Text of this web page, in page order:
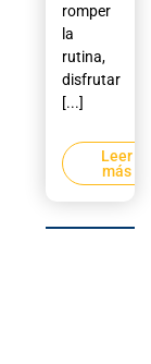
romper
la
rutina,
disfrutar
[...]
Leer
más